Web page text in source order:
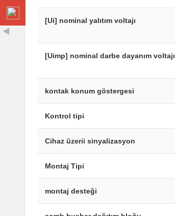
[Ui] nominal yalıtım voltajı
[Uimp] nominal darbe dayanım voltajı
kontak konum göstergesi
Kontrol tipi
Cihaz üzerii sinyalizasyon
Montaj Tipi
montaj desteği